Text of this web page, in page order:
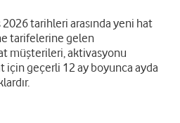
tarihleri arasında yeni hat
tarifelerine gelen
müşterileri, aktivasyonu
için geçerli 12 ay boyunca ayda